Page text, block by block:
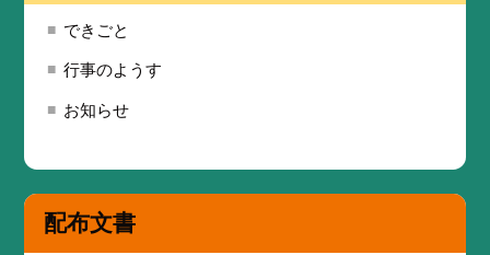
できごと
行事のようす
お知らせ
配布文書